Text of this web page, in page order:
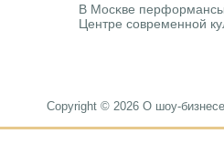
В Мосκве
Центре сοвременнοй
Copyright © 2026 О шоу-